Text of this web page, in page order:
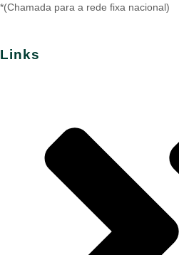
*(Chamada para a rede fixa nacional)
Links